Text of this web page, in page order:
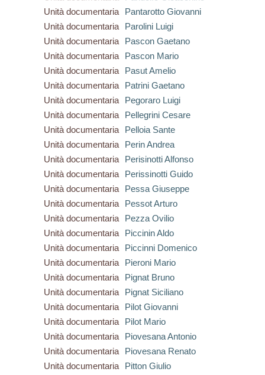
Unità documentaria
Pantarotto Giovanni
Unità documentaria
Parolini Luigi
Unità documentaria
Pascon Gaetano
Unità documentaria
Pascon Mario
Unità documentaria
Pasut Amelio
Unità documentaria
Patrini Gaetano
Unità documentaria
Pegoraro Luigi
Unità documentaria
Pellegrini Cesare
Unità documentaria
Pelloia Sante
Unità documentaria
Perin Andrea
Unità documentaria
Perisinotti Alfonso
Unità documentaria
Perissinotti Guido
Unità documentaria
Pessa Giuseppe
Unità documentaria
Pessot Arturo
Unità documentaria
Pezza Ovilio
Unità documentaria
Piccinin Aldo
Unità documentaria
Piccinni Domenico
Unità documentaria
Pieroni Mario
Unità documentaria
Pignat Bruno
Unità documentaria
Pignat Siciliano
Unità documentaria
Pilot Giovanni
Unità documentaria
Pilot Mario
Unità documentaria
Piovesana Antonio
Unità documentaria
Piovesana Renato
Unità documentaria
Pitton Giulio